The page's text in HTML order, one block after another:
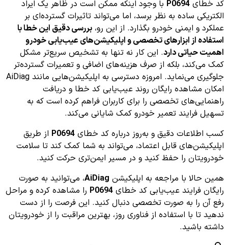
کد خطای P0694 با وجود اینکه ممکن است در ظاهر یک ایراد
الکتریکی ساده به نظر برسد، اما می‌تواند تاثیرات گسترده‌ای بر
عملکرد و ایمنی خودرو بگذارد. از این رو، بررسی دقیق این خطا با
استفاده از ابزارهای تخصصی و اپلیکیشن‌های عیب‌یابی خودرو
اهمیت حیاتی دارد. این کار نه تنها به تشخیص سریع‌تر مشکل
کمک می‌کند، بلکه از صرف هزینه‌های اضافی و تعمیرات گسترده‌تر
جلوگیری می‌نماید. امروزه دسترسی به اپلیکیشن‌هایی مانند AiDiag
امکان مشاهده رایگان روند عیب‌یابی کد خطا و دریافت
راهنمایی‌های تخصصی را برای کاربران فراهم کرده است که به
تسهیل فرایند تعمیر خودرو کمک شایانی می‌کند.
کسب اطلاعات دقیق و به‌روز درباره کد خطای P0694 از طریق
اپلیکیشن‌های قابل اعتماد، می‌تواند به شما کمک کند تا سلامت
خودرویتان را حفظ کنید و در مسیر ایمن‌تری حرکت کنید.
همین حالا با مراجعه به اپلیکیشن AiDiag، می‌توانید به صورت
رایگان فرایند عیب‌یابی کد خطای P0694 را مشاهده کرده و مراحل
رفع آن را به صورت تخصصی دنبال کنید. این فرصت را از دست
ندهید تا با استفاده از فناوری روز، بهترین مراقبت را از خودرویتان
داشته باشید.